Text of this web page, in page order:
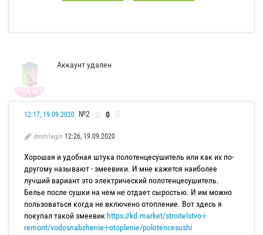
Аккаунт удален
12:17, 19.09.2020 №2 0
dmitrlagin 12:26, 19.09.2020
Хорошая и удобная штука полотенцесушитель или как их по-
другому называют - змеевики. И мне кажется наиболее
лучший вариант это электрический полотенцесушитель.
Белье после сушки на нем не отдает сыростью. И им можно
пользоваться когда не включено отопление. Вот здесь я
покупал такой змеевик https://kd.market/stroitelstvo-i-
remont/vodosnabzhenie-i-otoplenie/polotencesushi